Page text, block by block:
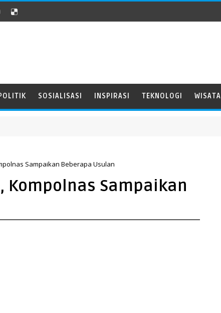
SOSIALISASI INSPIRASI TEKNOLOGI WISATA
Sampaikan Beberapa Usulan
Kompolnas Sampaikan